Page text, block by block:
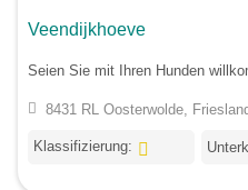
Veendijkhoeve
Seien Sie mit Ihren Hunden
8431 RL Oosterwolde,
Klassifizierung: